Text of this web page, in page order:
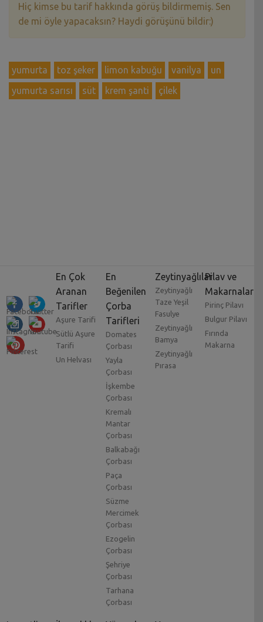
Hiç kimse bu tarif hakkında görüş bildirmemiş. Sen
de mi öyle yapacaksın? Haydi görüşünü bildir:)
yumurta toz şeker limon kabuğu vanilya
un
yumurta sarısı
süt krem şanti çilek
En Çok
Aranan
Tarifler
Aşure Tarifi
Sütlü Aşure
Tarifi
Un Helvası
En
Beğenilen
Çorba
Tarifleri
Domates
Çorbası
Yayla
Çorbası
İşkembe
Çorbası
Kremalı
Mantar
Çorbası
Balkabağı
Çorbası
Paça
Çorbası
Süzme
Mercimek
Çorbası
Ezogelin
Çorbası
Şehriye
Çorbası
Tarhana
Çorbası
Zeytinyağlılar
Zeytinyağlı
Taze Yeşil
Fasulye
Zeytinyağlı
Bamya
Zeytinyağlı
Pırasa
Pilav ve
Makarnalar
Pirinç Pilavı
Bulgur Pilavı
Fırında
Makarna